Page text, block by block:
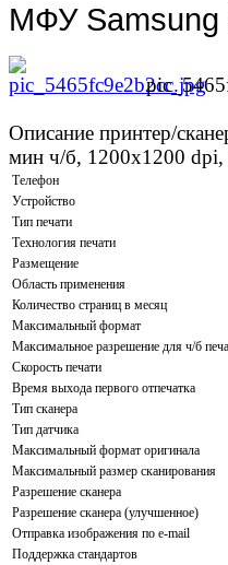
МФУ Samsung
Описание принтер/
мин ч/б, 1200x1200
Телефон
Устройство
Тип печати
Технология печати
Размещение
Область применения
Количество страниц в месяц
Максимальный формат
Максимальное разрешение для ч/б
Скорость печати
Время выхода первого отпечатка
Тип сканера
Тип датчика
Максимальный формат оригинала
Максимальный размер сканирования
Разрешение сканера
Разрешение сканера (улучшенное)
Отправка изображения по e-mail
Поддержка стандартов